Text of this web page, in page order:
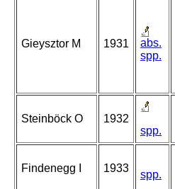
Gieysztor M 1931
abs.
spp.
Steinböck O
1932
spp.
Findenegg I 1933
spp.